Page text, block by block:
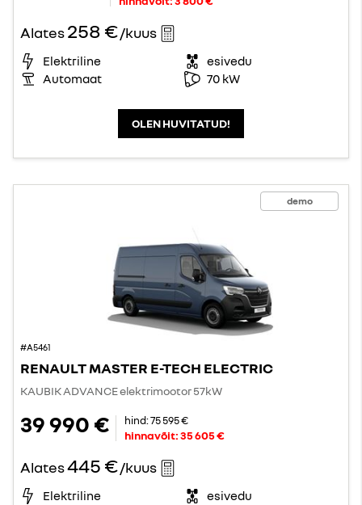
Alates258 €/kuus
Elektriline
esivedu
Automaat
70 kW
OLEN HUVITATUD!
demo
#A5461
RENAULT MASTER E-TECH ELECTRIC
KAUBIK ADVANCE elektrimootor 57kW
39 990 € hind:75 595 €
hinnavõit:35 605 €
Alates445 €/kuus
Elektriline
esivedu